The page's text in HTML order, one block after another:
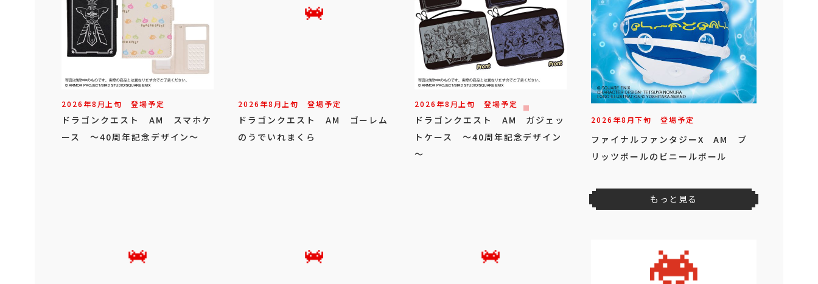
2026年8月上旬 登場予定
ドラゴンクエスト AM スマホケ
ース ～40周年記念デザイン～
2026年8月上旬 登場予定
ドラゴンクエスト AM ゴーレム
のうでいれまくら
2026年8月上旬 登場予定
ドラゴンクエスト AM ガジェッ
トケース ～40周年記念デザイン
～
2026年8月下旬 登場予定
ファイナルファンタジーX AM ブ
リッツボールのビニールボール
もっと見る